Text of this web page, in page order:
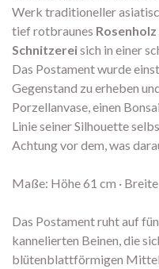
Werk traditioneller
tief rotbraunes Rosenholz
Schnitzereisich in einer
Das Postament wurde
Gegenstand zu erheben
Porzellanvase, einen
Linie seiner Silhouette
Achtung vor dem, was
Maße: Höhe 61 cm ·
Das Postament ruht auf
kannelierten Beinen, die
blütenblattförmigen